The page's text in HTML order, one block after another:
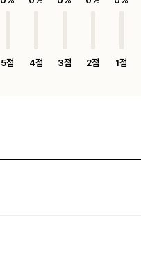
5점 4점 3점 2점 1점